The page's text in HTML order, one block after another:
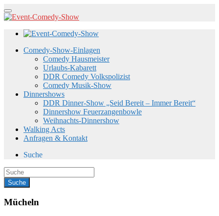
Comedy-Show-Einlagen
Comedy Hausmeister
Urlaubs-Kabarett
DDR Comedy Volkspolizist
Comedy Musik-Show
Dinnershows
DDR Dinner-Show „Seid Bereit – Immer Bereit“
Dinnershow Feuerzangenbowle
Weihnachts-Dinnershow
Walking Acts
Anfragen & Kontakt
Suche
Mücheln